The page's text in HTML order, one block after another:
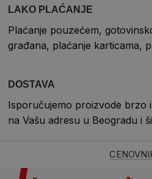
LAKO PLAĆANJE
Plaćanje pouzećem,
građana, plaćanje karticama,
DOSTAVA
Isporučujemo proizvode brzo
na Vašu adresu u Beogradu i